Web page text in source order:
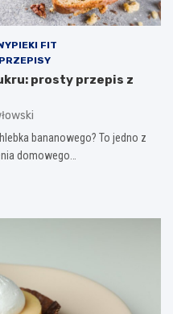
FIT
prosty przepis z
bananowego? To jedno z
domowego…